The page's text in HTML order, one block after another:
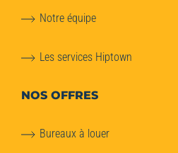
Notre équipe
Les services Hiptown
NOS OFFRES
Bureaux à louer